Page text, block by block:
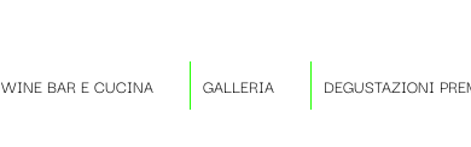
WINE BAR E CUCINA GALLERIA DEGUSTAZIONI